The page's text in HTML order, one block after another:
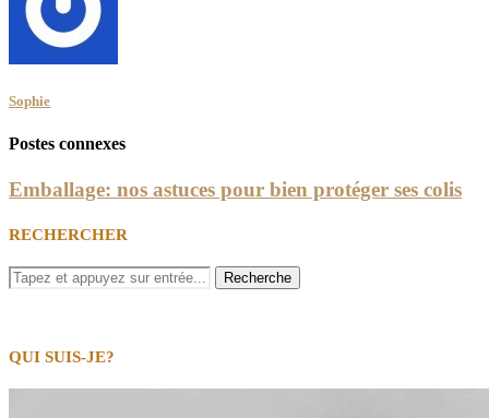
Sophie
Postes connexes
Emballage: nos astuces pour bien protéger ses colis
RECHERCHER
QUI SUIS-JE?